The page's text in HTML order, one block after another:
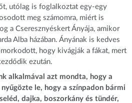
utólag is foglalkoztat egy-egy
meg számomra, miért is
a Cseresznyéskert Ányája, amikor
Alba házában. Ányának is kedves
hogy kivágják a fákat, mert
ezután.
alkalmával azt mondta, hogy a
le, hogy a színpadon bármi
dajka, boszorkány és tündér,